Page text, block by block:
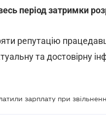
період затримки
репутацію
та достовірну
зарплату при